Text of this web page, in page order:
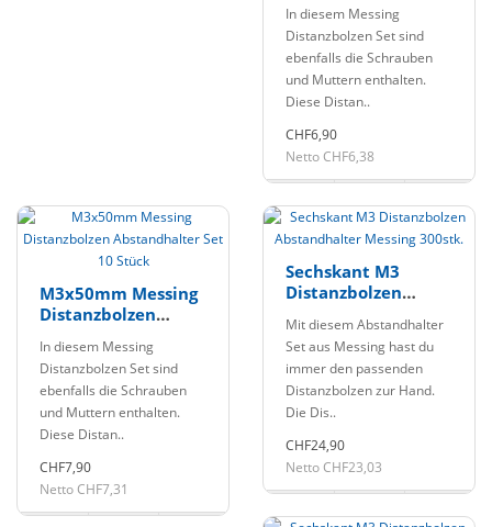
10 Stück
In diesem Messing
Distanzbolzen Set sind
ebenfalls die Schrauben
und Muttern enthalten.
Diese Distan..
CHF6,90
Netto CHF6,38
M3x50mm Messing
Distanzbolzen
10 Stück
In diesem Messing
Distanzbolzen Set sind
ebenfalls die Schrauben
und Muttern enthalten.
Diese Distan..
CHF7,90
Netto CHF7,31
Sechskant M3
Distanzbolzen
Messing 300stk.
Mit diesem Abstandhalter
Set aus Messing hast du
immer den passenden
Distanzbolzen zur Hand.
Die Dis..
CHF24,90
Netto CHF23,03